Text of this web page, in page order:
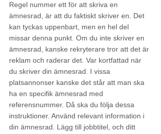
Regel nummer ett för att skriva en
ämnesrad, är att du faktiskt skriver en. Det
kan tyckas uppenbart, men en hel del
missar denna punkt. Om du inte skriver en
ämnesrad, kanske rekryterare tror att det är
reklam och raderar det. Var kortfattad när
du skriver din ämnesrad. I vissa
platsannonser kanske det står att man ska
ha en specifik ämnesrad med
referensnummer. Då ska du följa dessa
instruktioner. Använd relevant information i
din ämnesrad. Lägg till jobbtitel, och ditt